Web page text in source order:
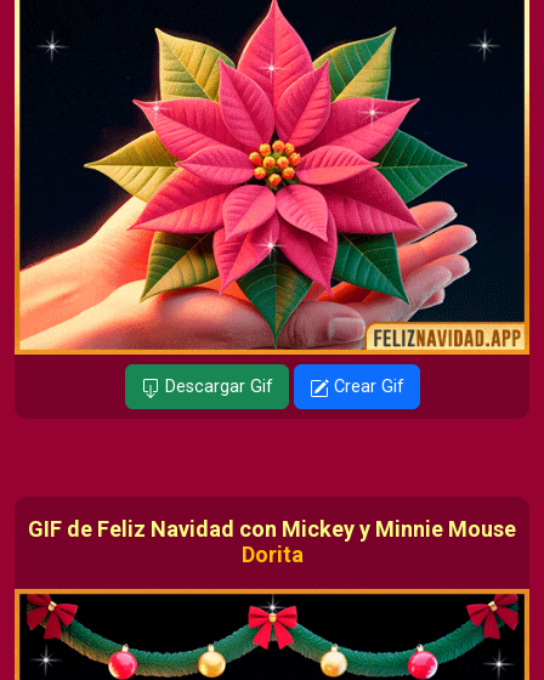
Descargar Gif Crear Gif
GIF de Feliz Navidad con Mickey y Minnie Mouse
Dorita